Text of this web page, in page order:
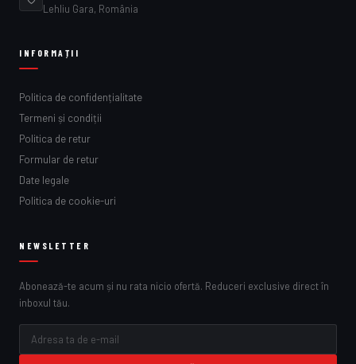
Lehliu Gara, România
INFORMAȚII
Politica de confidențialitate
Termeni și condiții
Politica de retur
Formular de retur
Date legale
Politica de cookie-uri
NEWSLETTER
Abonează-te acum și nu rata nicio ofertă. Reduceri exclusive direct în
inboxul tău.